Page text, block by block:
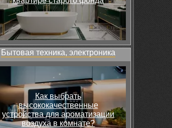
Бытовая техника, электроника
Как выбрать
высококачественные
устройства для ароматизации
воздуха в комнате?